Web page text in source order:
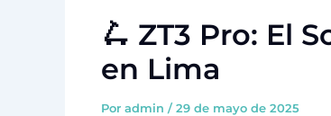
🛴 ZT3 Pro: El
en Lima
Por admin /29 de mayo de 2025